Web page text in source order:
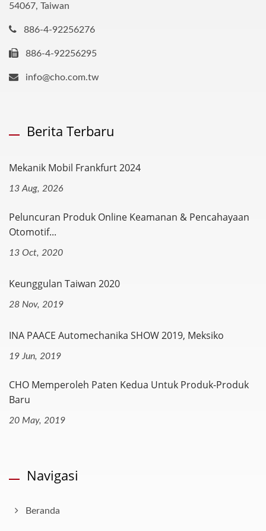
54067, Taiwan
886-4-92256276
886-4-92256295
info@cho.com.tw
Berita Terbaru
Mekanik Mobil Frankfurt 2024
13 Aug, 2026
Peluncuran Produk Online Keamanan & Pencahayaan
Otomotif...
13 Oct, 2020
Keunggulan Taiwan 2020
28 Nov, 2019
INA PAACE Automechanika SHOW 2019, Meksiko
19 Jun, 2019
CHO Memperoleh Paten Kedua Untuk Produk-Produk
Baru
20 May, 2019
Navigasi
Beranda